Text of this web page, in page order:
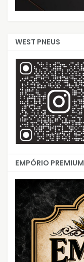
WEST PNEUS
EMPÓRIO PREMIUM